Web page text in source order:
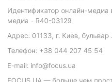
Идентификатор онлайн-медиа
медиа - R40-03129
Адрес: 01133, г. Киев,
Телефон: +38 044 207 45 54
E-mail: info@focus.ua
FOCUS.UA — больше чем